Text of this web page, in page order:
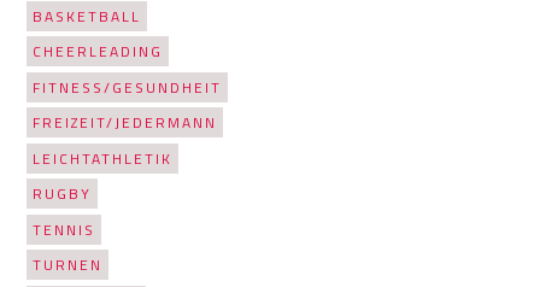
BASKETBALL
CHEERLEADING
FITNESS/GESUNDHEIT
FREIZEIT/JEDERMANN
LEICHTATHLETIK
RUGBY
TENNIS
TURNEN